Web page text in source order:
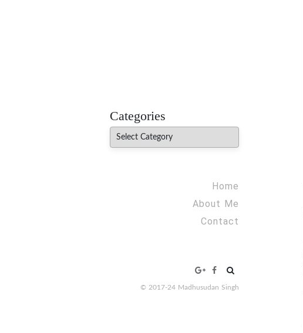
Categories
Categories
Home
About Me
Contact
Search
© 2017-24 Madhusudan Singh